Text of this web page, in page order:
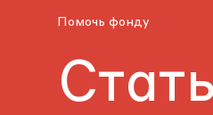
Помочь фонду